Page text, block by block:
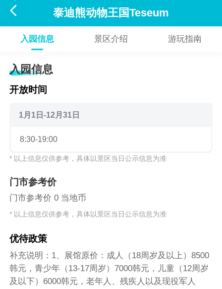
 泰迪熊动物王国Teseum
入园信息 景区介绍 游玩指南
入园信息
开放时间
1月1日-12月31日
8:30-19:00
* 以上信息仅供参考，具体以景区当日公示信息为准
门市参考价
门市参考价 0 当地币
* 以上信息仅供参考，具体以景区当日公示信息为准
优待政策
补充说明：1、展馆原价：成人（18周岁及以上）8500
韩元，青少年（13-17周岁）7000韩元，儿童（12周岁
及以下）6000韩元，老年人、残疾人以及现役军人